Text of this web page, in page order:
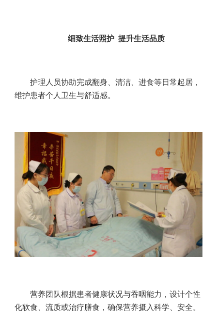
细致生活照护 提升生活品质
护理人员协助完成翻身、清洁、进食等日常起居，
维护患者个人卫生与舒适感。
营养团队根据患者健康状况与吞咽能力，设计个性
化软食、流质或治疗膳食，确保营养摄入科学、安全。